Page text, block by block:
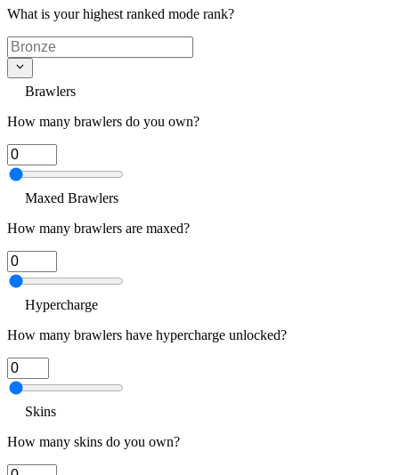
What is your highest ranked mode rank?
Brawlers
How many brawlers do you own?
Maxed Brawlers
How many brawlers are maxed?
Hypercharge
How many brawlers have hypercharge unlocked?
Skins
How many skins do you own?